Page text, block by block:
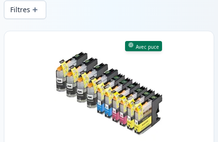
en .
Filtres
Produits
Avec puce